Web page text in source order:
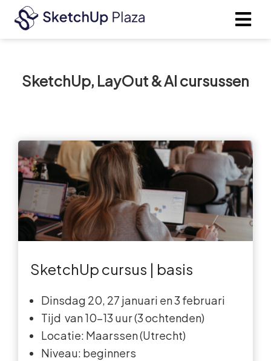
SketchUp, LayOut & AI cursussen
SketchUp cursus | basis
Dinsdag 20, 27 januari en 3 februari
Tijd van 10-13 uur (3 ochtenden)
Locatie: Maarssen (Utrecht)
Niveau: beginners